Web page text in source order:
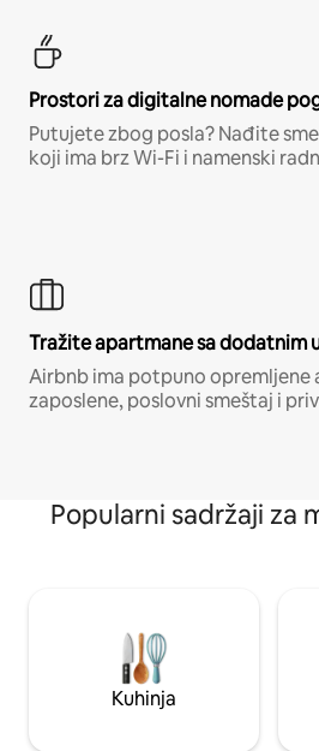
Prostori za digitalne nomade
Putujete zbog posla? Nađite
koji ima brz Wi-Fi i namenski
Tražite apartmane sa dodatnim
Airbnb ima potpuno opremljene
zaposlene, poslovni smeštaj i
Popularni sadržaji za
Kuhinja